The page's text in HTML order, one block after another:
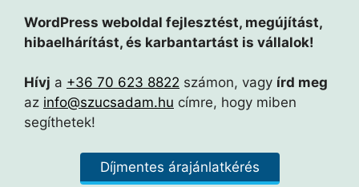
WordPress weboldal fejlesztést, megújítást,
hibaelhárítást, és karbantartást is vállalok!
Hívj a +36 70 623 8822 számon, vagy írd meg
az info@szucsadam.hu címre, hogy miben
segíthetek!
Díjmentes árajánlatkérés